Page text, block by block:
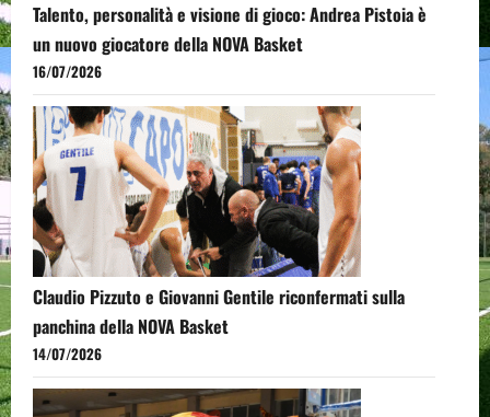
Talento, personalità e visione di gioco: Andrea Pistoia è
un nuovo giocatore della NOVA Basket
16/07/2026
Claudio Pizzuto e Giovanni Gentile riconfermati sulla
panchina della NOVA Basket
14/07/2026